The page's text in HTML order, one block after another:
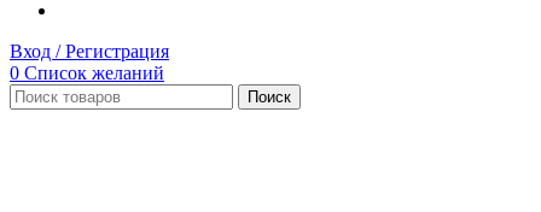
Вход / Регистрация
0 Список желаний
Поиск